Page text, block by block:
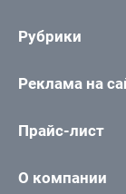
Рубрики
Реклама на
Прайс-лист
О компании